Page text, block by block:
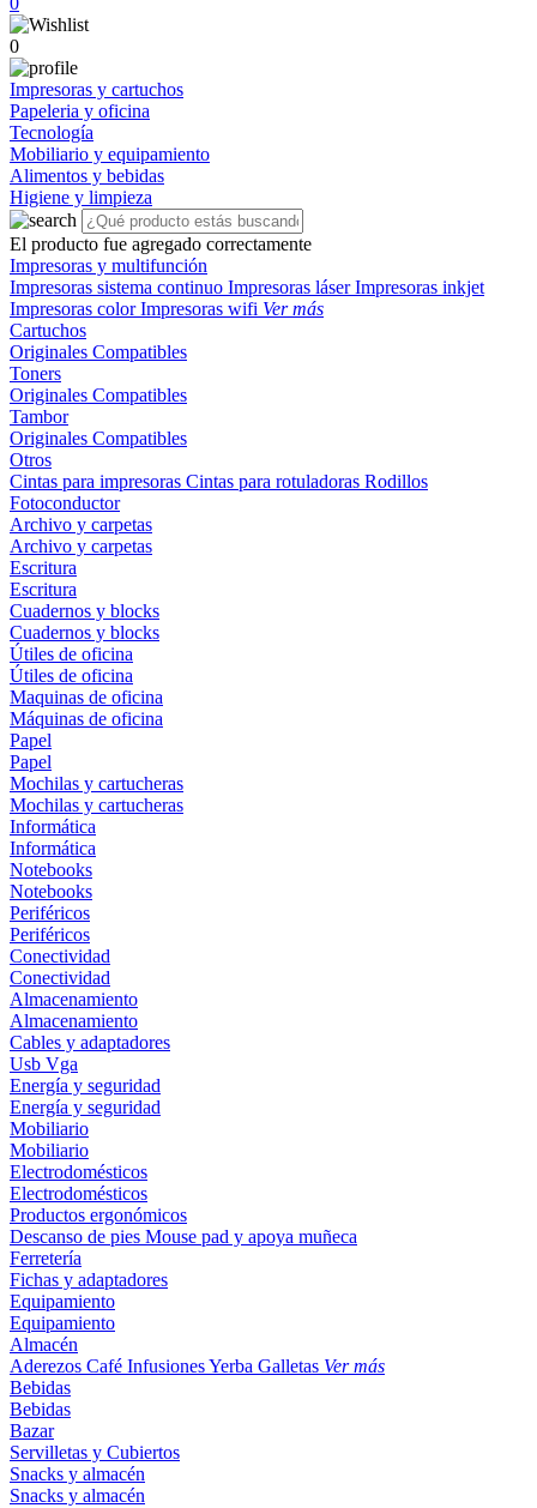
0
Impresoras y cartuchos
Papeleria y oficina
Tecnología
Mobiliario y equipamiento
Alimentos y bebidas
Higiene y limpieza
El producto fue agregado correctamente
Impresoras y multifunción
Impresoras sistema continuo Impresoras láserImpresoras inkjet
Impresoras colorImpresoras wifi Ver más
Cartuchos
Originales Compatibles
Toners
Originales Compatibles
Tambor
Originales Compatibles
Otros
Cintas para impresoras Cintas para rotuladoras Rodillos
Fotoconductor
Archivo y carpetas
Archivo y carpetas
Escritura
Escritura
Cuadernos y blocks
Cuadernos y blocks
Útiles de oficina
Útiles de oficina
Maquinas de oficina
Máquinas de oficina
Papel
Papel
Mochilas y cartucheras
Mochilas y cartucheras
Informática
Informática
Notebooks
Notebooks
Periféricos
Periféricos
Conectividad
Conectividad
Almacenamiento
Almacenamiento
Cables y adaptadores
Usb Vga
Energía y seguridad
Energía y seguridad
Mobiliario
Mobiliario
Electrodomésticos
Electrodomésticos
Productos ergonómicos
Descanso de pies Mouse pad y apoya muñeca
Ferretería
Fichas y adaptadores
Equipamiento
Equipamiento
Almacén
Aderezos Café InfusionesYerba Galletas Ver más
Bebidas
Bebidas
Bazar
Servilletas y Cubiertos
Snacks y almacén
Snacks y almacén